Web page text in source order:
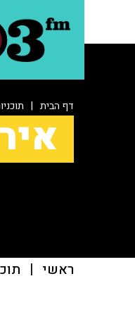
דף הבית |
ראשי |